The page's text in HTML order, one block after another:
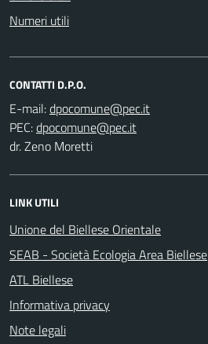
Numeri utili
CONTATTI D.P.O.
E-mail:
PEC:
dr. Zeno Moretti
LINK UTILI
Unione del Biellese Orientale
SEAB - Società Ecologia Area Biellese
ATL Biellese
Informativa privacy
Note legali